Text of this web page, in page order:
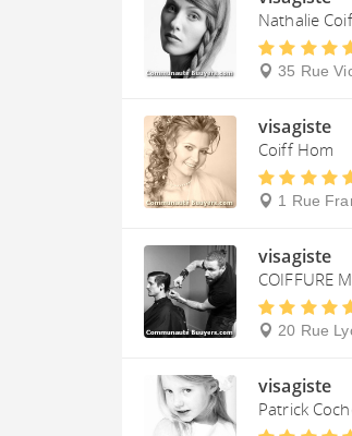
Nathalie
35 Rue
visagiste
Coiff Hom
1 Rue
visagiste
COIFFURE
20 Rue
visagiste
Patrick